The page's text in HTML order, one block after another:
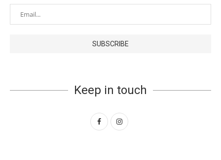
Keep in touch